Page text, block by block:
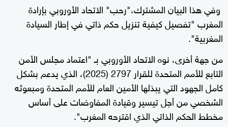
وفي هذا البيان المشترك،"رحب" الاتحاد الأوروبي بإرادة
المغرب "تفصيل كيفية تنزيل حكم ذاتي في إطار السيادة
المغربية".
من جهة أخرى، نوه الاتحاد الأوروبي بـ "اعتماد مجلس الأمن
التابع للأمم المتحدة للقرار 2797 (2025)، الذي يدعم بشكل
كامل الجهود التي يبذلها الأمين العام للأمم المتحدة ومبعوثه
الشخصي من أجل تيسير وقيادة المفاوضات على أساس
مخطط الحكم الذاتي الذي اقترحه المغرب".